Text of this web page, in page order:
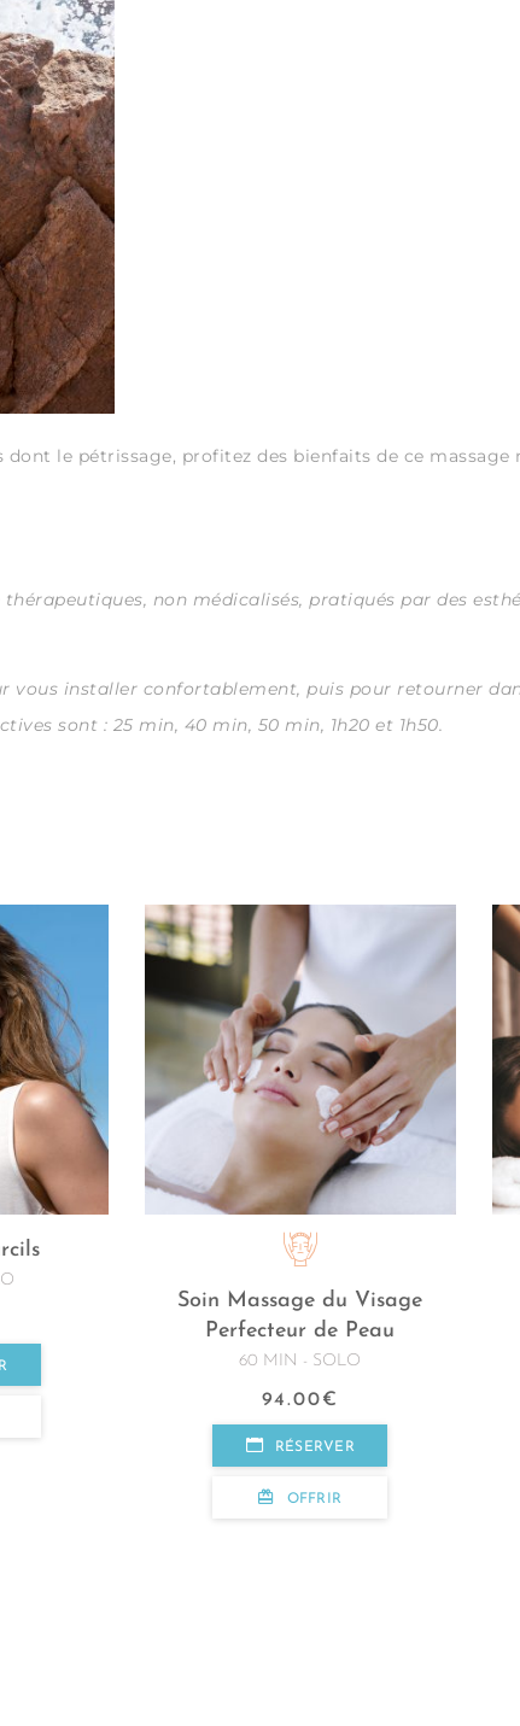
le pétrissage, profitez des bienfaits de ce massage
non médicalisés, pratiqués par des
vous installer confortablement, puis pour retourner
sont : 25 min, 40 min, 50 min, 1h20 et 1h50.
Soin Massage du Visage
Perfecteur de Peau
60 MIN - SOLO
94.00€
RÉSERVER
OFFRIR